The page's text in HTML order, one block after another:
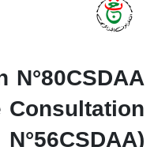
Consultation